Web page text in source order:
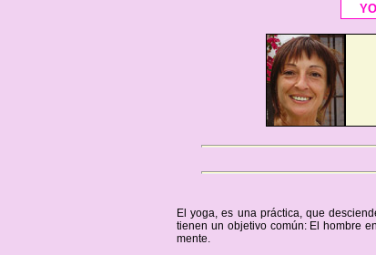
El yoga, es una práctica, que
tienen un objetivo común: El hombre
mente.